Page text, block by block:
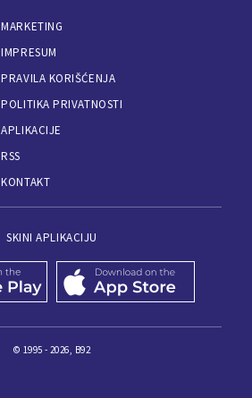
MARKETING
IMPRESUM
PRAVILA KORIŠĆENJA
POLITIKA PRIVATNOSTI
APLIKACIJE
RSS
KONTAKT
SKINI APLIKACIJU
© 1995 - 2026, B92